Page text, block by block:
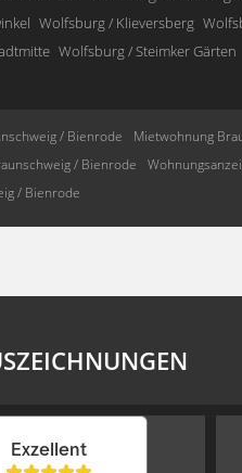
Wolfsburg / Klieversberg
Wolfsburg / Steimker Gärten
/ Bienrode Mietwohnung
/ Bienrode
/ Bienrode